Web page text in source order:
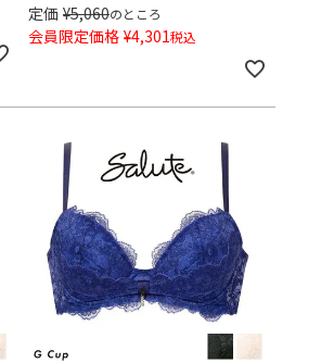
定価 ¥5,060のところ
会員限定価格 ¥4,301税込